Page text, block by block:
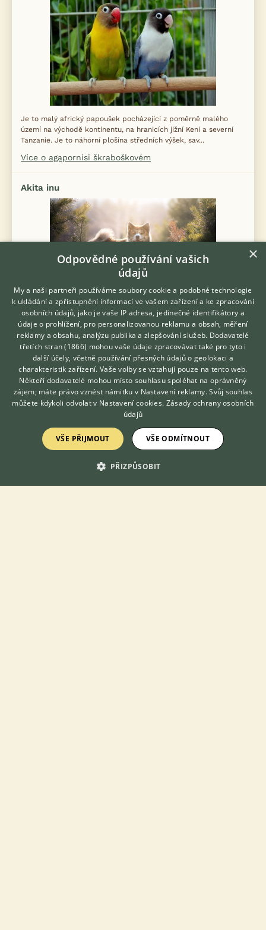
Je to malý africký papoušek pocházející z poměrně malého
území na východě kontinentu, na hranicích jižní Keni a severní
Tanzanie. Je to náhorní plošina středních výšek, sav...
Více o agapornisi škraboškovém
Akita inu
Velký, majestátní pes vzbuzuje na první pohled respekt. Má
typický vzhled špiců z dálného východu – ostrý čenich, vztyčené
malé uši, široce posazené oči se zdvi...
Více o akita inu
Alexandr černohlavý
Hledáte zvířecího kamaráda?
Zdarma vám poradí
VETERINÁŘ ONLINE
KONZULTOVAT S
VETERINÁŘEM
×
Odpovědné používání vašich
údajů
My a naši partneři používáme soubory cookie a podobné technologie
k ukládání a zpřístupnění informací ve vašem zařízení a ke zpracování
osobních údajů, jako je vaše IP adresa, jedinečné identifikátory a
údaje o prohlížení, pro personalizovanou reklamu a obsah, měření
reklamy a obsahu, analýzu publika a zlepšování služeb. Dodavatelé
třetích stran (1866) mohou vaše údaje zpracovávat také pro tyto i
další účely, včetně používání přesných údajů o geolokaci a
charakteristik zařízení. Vaše volby se vztahují pouze na tento web.
Někteří dodavatelé mohou místo souhlasu spoléhat na oprávněný
zájem; máte právo vznést námitku v Nastavení reklamy. Svůj souhlas
můžete kdykoli odvolat v Nastavení cookies. Zásady ochrany osobních
údajů
VŠE PŘIJMOUT VŠE ODMÍTNOUT
PŘIZPŮSOBIT